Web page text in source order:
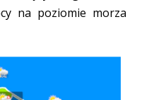
na poziomie morza